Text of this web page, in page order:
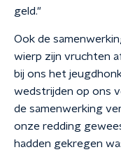
geld."
Ook de
wierp zijn vruchten
bij ons het
wedstrijden op ons
de samenwerking
onze redding
hadden gekregen